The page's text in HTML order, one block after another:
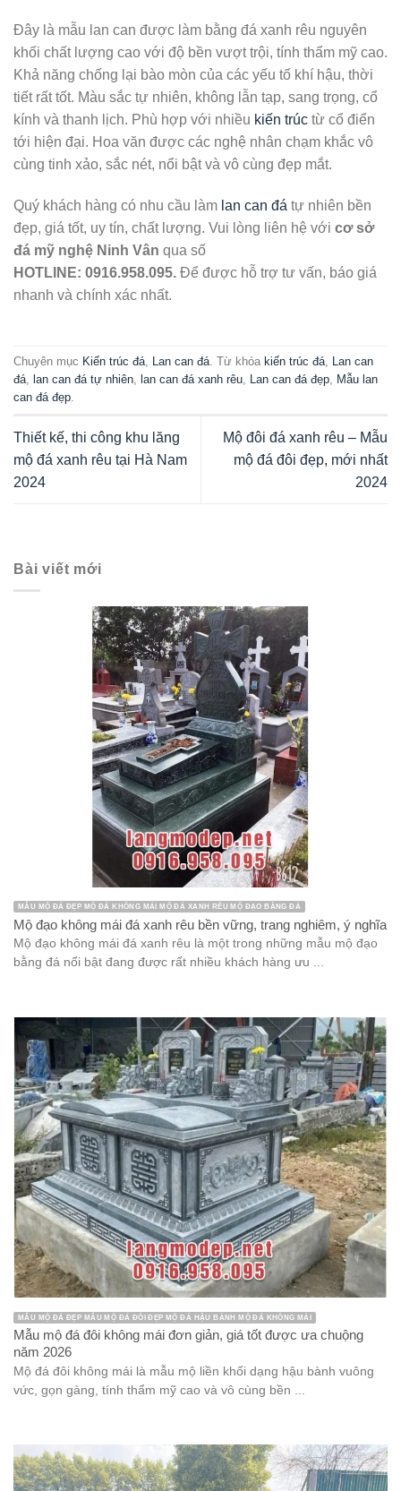
Đây là mẫu lan can được làm bằng đá xanh rêu nguyên
khối chất lượng cao với độ bền vượt trội, tính thẩm mỹ cao.
Khả năng chống lại bào mòn của các yếu tố khí hậu, thời
tiết rất tốt. Màu sắc tự nhiên, không lẫn tạp, sang trọng, cổ
kính và thanh lịch. Phù hợp với nhiều kiến trúc từ cổ điển
tới hiện đại. Hoa văn được các nghệ nhân chạm khắc vô
cùng tinh xảo, sắc nét, nổi bật và vô cùng đẹp mắt.
Quý khách hàng có nhu cầu làm lan can đá tự nhiên bền
đẹp, giá tốt, uy tín, chất lượng. Vui lòng liên hệ với cơ sở
đá mỹ nghệ Ninh Vân qua số
HOTLINE: 0916.958.095. Để được hỗ trợ tư vấn, báo giá
nhanh và chính xác nhất.
Chuyên mục Kiến trúc đá Lan can đá . Từ khóa kiến trúc đá
Lan can
đá
lan can đá tự nhiên lan can đá xanh rêu Lan can đá đẹp
Mẫu lan
can đá đẹp
Thiết kế, thi công khu lăng
mộ đá xanh rêu tại Hà Nam
2024
Mộ đôi đá xanh rêu – Mẫu
mộ đá đôi đẹp, mới nhất
2024
Bài viết mới
MẪU MỘ ĐÁ ĐẸP MỘ ĐÁ KHÔNG MÁI MỘ ĐÁ XANH RÊU MỘ ĐẠO BẰNG ĐÁ
Mộ đạo không mái đá xanh rêu bền vững, trang nghiêm, ý nghĩa
Mộ đạo không mái đá xanh rêu là một trong những mẫu mộ đạo
bằng đá nổi bật đang được rất nhiều khách hàng ưu ...
MẪU MỘ ĐÁ ĐẸP MẪU MỘ ĐÁ ĐÔI ĐẸP MỘ ĐÁ HẬU BÀNH MỘ ĐÁ KHÔNG MÁI
Mẫu mộ đá đôi không mái đơn giản, giá tốt được ưa chuộng
năm 2026
Mộ đá đôi không mái là mẫu mộ liền khối dạng hậu bành vuông
vức, gọn gàng, tính thẩm mỹ cao và vô cùng bền ...